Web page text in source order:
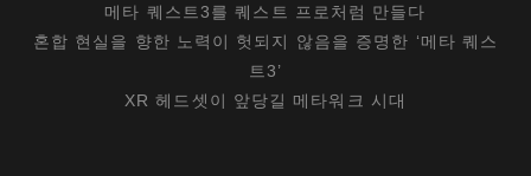
메타 퀘스트3를 퀘스트 프로처럼 만들다
혼합 현실을 향한 노력이 헛되지 않음을 증명한 ‘메타 퀘스
트3’
XR 헤드셋이 앞당길 메타워크 시대